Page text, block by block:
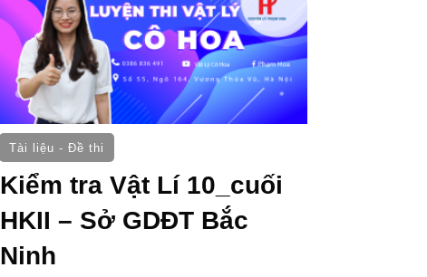
Tài liệu - Đề thi
Kiểm tra Vật Lí 10_cuối
HKII – Sở GDĐT Bắc
Ninh